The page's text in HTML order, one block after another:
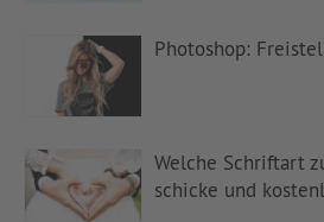
Photoshop:
Welche Schriftart
schicke und